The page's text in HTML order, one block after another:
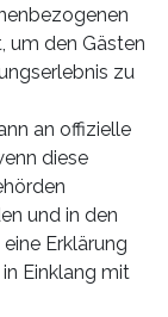
um den Gästen
zu
an offizielle
diese
und in den
Erklärung
Einklang mit